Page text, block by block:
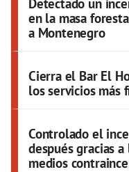
en la masa
a Montenegro
Cierra el Bar El
los servicios más
Controlado el
después gracias
medios